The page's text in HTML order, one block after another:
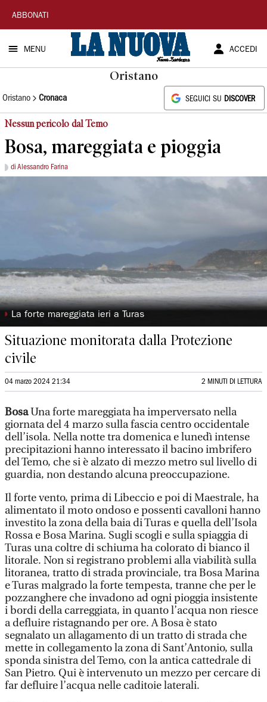
La
Nuova
Sardegna
ABBONATI
MENU ACCEDI
Oristano
Oristano Cronaca SEGUICI SU DISCOVER
Nessun pericolo dal Temo
Bosa, mareggiata e pioggia
di Alessandro Farina
◗ La forte mareggiata ieri a Turas
Situazione monitorata dalla Protezione
civile
04 marzo 2024 21:34 2 MINUTI DI LETTURA
BosaUna forte mareggiata ha imperversato nella
giornata del 4 marzo sulla fascia centro occidentale
dell’isola. Nella notte tra domenica e lunedì intense
precipitazioni hanno interessato il bacino imbrifero
del Temo, che si è alzato di mezzo metro sul livello di
guardia, non destando alcuna preoccupazione.
Il forte vento, prima di Libeccio e poi di Maestrale, ha
alimentato il moto ondoso e possenti cavalloni hanno
investito la zona della baia di Turas e quella dell’Isola
Rossa e Bosa Marina. Sugli scogli e sulla spiaggia di
Turas una coltre di schiuma ha colorato di bianco il
litorale. Non si registrano problemi alla viabilità sulla
litoranea, tratto di strada provinciale, tra Bosa Marina
e Turas malgrado la forte tempesta, tranne che per le
pozzanghere che invadono ad ogni pioggia insistente
i bordi della carreggiata, in quanto l’acqua non riesce
a defluire ristagnando per ore. A Bosa è stato
segnalato un allagamento di un tratto di strada che
mette in collegamento la zona di Sant’Antonio, sulla
sponda sinistra del Temo, con la antica cattedrale di
San Pietro. Qui è intervenuto un mezzo per cercare di
far defluire l’acqua nelle caditoie laterali.